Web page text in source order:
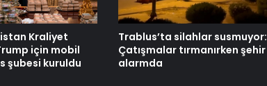
Kraliyet
için mobil
şubesi kuruldu
Trablus’ta silahlar susmuyor:
Çatışmalar tırmanırken şehir
alarmda